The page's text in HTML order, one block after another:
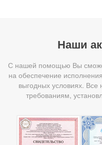
Наши
С нашей помощью Вы
на обеспечение
выгодных условиях.
требованиям,